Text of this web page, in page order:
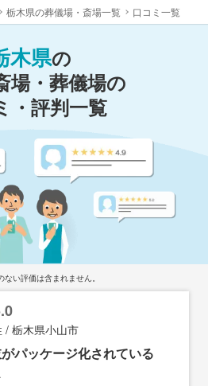
栃木県の葬儀場・斎場一覧 口コミ一覧
木県の
場・葬儀場の
・評判一覧
ない評価は含まれません。
80代以上 / 男性 / 栃木県小山市
パッケージ化されている